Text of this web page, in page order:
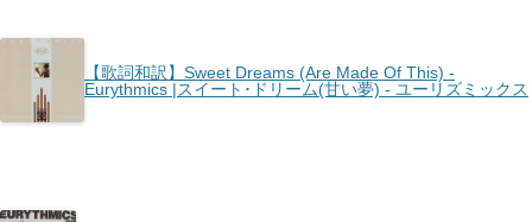
【歌詞和訳】Sweet Dreams (Are Made Of This) -
Eurythmics |スイート･ドリーム(甘い夢) - ユーリズミックス